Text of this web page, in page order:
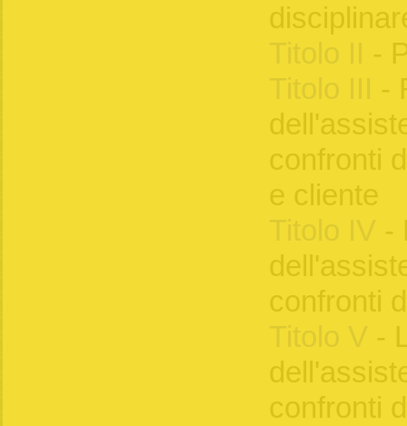
-
-
confronti
e cliente
-
confronti
-
confronti